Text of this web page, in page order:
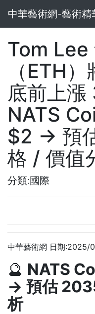
中華藝術網-藝術精
Tom Lee
（ETH
底前上漲
NATS
$2 → 預
格 / 價值
分類:國際
中華藝術網 日期:2025/
🔮 NATS
→ 預估
析